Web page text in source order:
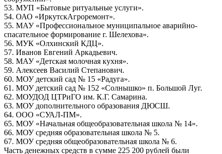
53. МУП «Бытовые ритуальные услуги».
54. ОАО «ИркутскАгроремонт».
55. МАУ «Профессиональное муниципальное аварийно-
спасательное формирование г. Шелехова».
56. МУК «Олхинский КДЦ».
57. Иванов Евгений Аркадьевич.
58. МАУ «Детская молочная кухня».
59. Алексеев Василий Степанович.
60. МОУ детский сад № 15 «Радуга».
61. МОУ детский сад № 152 «Солнышко» п. Большой Луг.
62. МОУДОД ЦТРиГО им. К.Г. Самарина.
63. МОУ дополнительного образования ДЮСШ.
64. ООО «СУАЛ-ПМ».
65. МОУ «Начальная общеобразовательная школа № 14».
66. МОУ средняя образовательная школа № 5.
67. МОУ средняя общеобразовательная школа № 6.
Часть денежных средств в сумме 225 200 рублей были